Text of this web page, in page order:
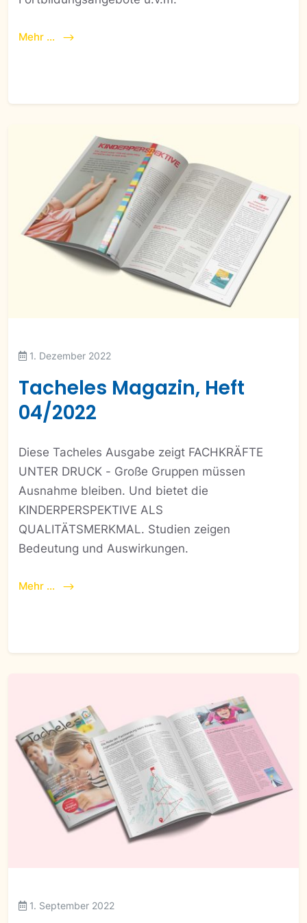
Mehr ...
1. Dezember 2022
Tacheles Magazin, Heft
04/2022
Diese Tacheles Ausgabe zeigt FACHKRÄFTE
UNTER DRUCK - Große Gruppen müssen
Ausnahme bleiben. Und bietet die
KINDERPERSPEKTIVE ALS
QUALITÄTSMERKMAL. Studien zeigen
Bedeutung und Auswirkungen.
Mehr ...
1. September 2022